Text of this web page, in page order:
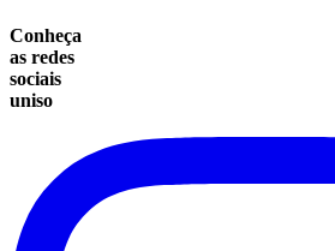
Conheça
as redes
sociais
uniso